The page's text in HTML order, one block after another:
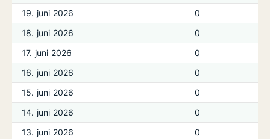
19. juni 2026
0
18. juni 2026
0
17. juni 2026
0
16. juni 2026
0
15. juni 2026
0
14. juni 2026
0
13. juni 2026
0